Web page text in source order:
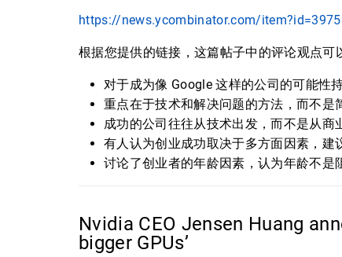
https://news.ycombinator.com/
根据您提供的链接，这篇帖子中的评论观点可
对于成为像 Google 这样的公司的可能性
重点在于技术和解决问题的方法，而不是
成功的公司往往从技术出发，而不是从商
有人认为创业成功取决于多方面因素，建
讨论了创业者的年龄因素，认为年龄不是
Nvidia CEO Jensen Huang
bigger GPUs’